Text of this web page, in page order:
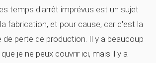
temps d'arrêt imprévus est un sujet
fabrication, et pour cause, car c'est la
de perte de production. Il y a beaucoup
je ne peux couvrir ici, mais il y a